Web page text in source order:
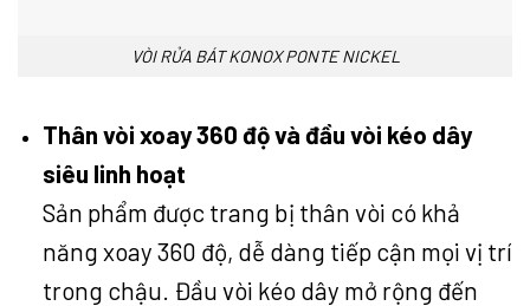
VÒI RỬA BÁT KONOX PONTE NICKEL
Thân vòi xoay 360 độ và đầu vòi kéo dây
siêu linh hoạt
Sản phẩm được trang bị thân vòi có khả
năng xoay 360 độ, dễ dàng tiếp cận mọi vị trí
trong chậu. Đầu vòi kéo dây mở rộng đến